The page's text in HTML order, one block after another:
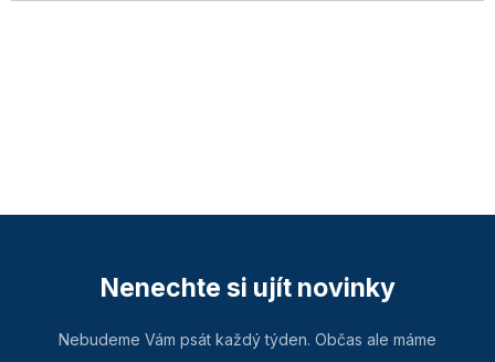
Nenechte si ujít novinky
Nebudeme Vám psát každý týden. Občas ale máme